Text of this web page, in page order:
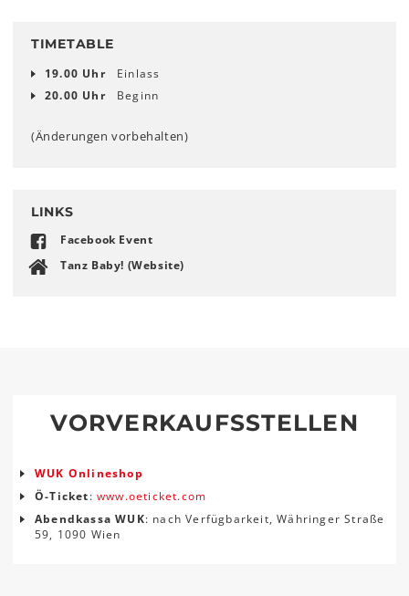
TIMETABLE
19.00 Uhr
Einlass
20.00 Uhr
Beginn
(Änderungen vorbehalten)
LINKS
Facebook Event
Tanz Baby! (Website)
VORVERKAUFSSTELLEN
WUK Onlineshop
Ö-Ticket:www.oeticket.com
Abendkassa WUK: nach Verfügbarkeit, Währinger Straße
59, 1090 Wien